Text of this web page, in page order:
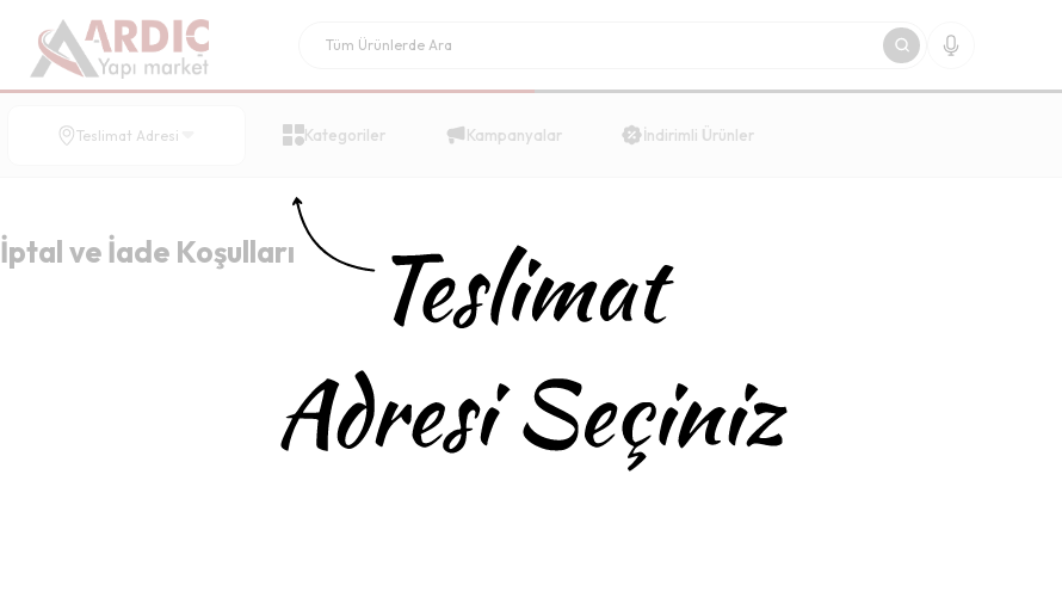
Teslimat Adresi Kategoriler Kampanyalar İndirimli Ürünler
İptal ve İade Koşulları